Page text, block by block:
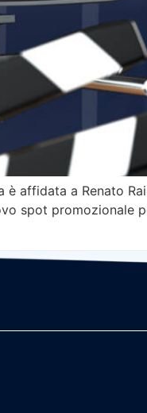
è affidata a Renato
spot